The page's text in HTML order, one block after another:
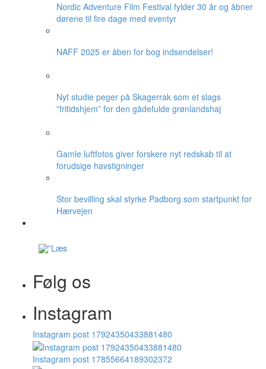
Nordic Adventure Film Festival fylder 30 år og åbner
dørene til fire dage med eventyr
NAFF 2025 er åben for bog indsendelser!
Nyt studie peger på Skagerrak som et slags
”fritidshjem” for den gådefulde grønlandshaj
Gamle luftfotos giver forskere nyt redskab til at
forudsige havstigninger
Stor bevilling skal styrke Padborg som startpunkt for
Hærvejen
Følg os
Instagram
Instagram post 17924350433881480
Instagram post 17855664189302372